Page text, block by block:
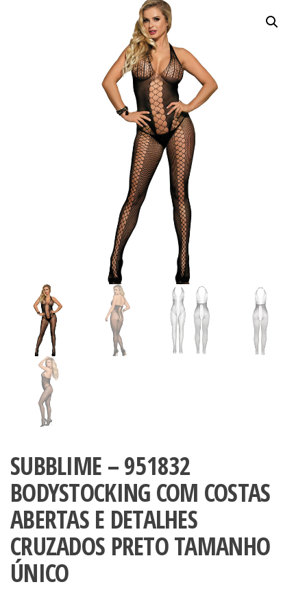
SUBBLIME – 951832
BODYSTOCKING COM COSTAS
ABERTAS E DETALHES
CRUZADOS PRETO TAMANHO
ÚNICO